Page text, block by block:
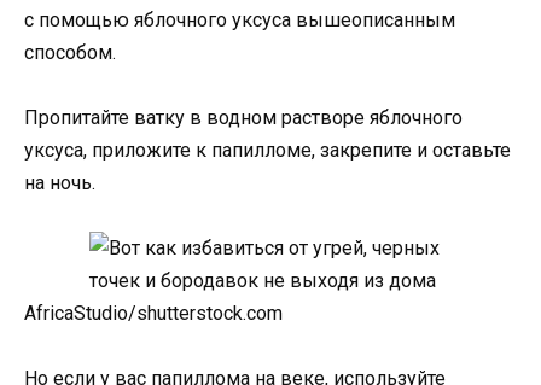
с помощью яблочного уксуса вышеописанным
способом.
Пропитайте ватку в водном растворе яблочного
уксуса, приложите к папилломе, закрепите и оставьте
на ночь.
AfricaStudio/shutterstock.com
Но если у вас папиллома на веке, используйте